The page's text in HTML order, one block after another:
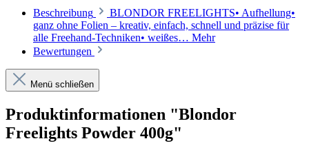
Beschreibung
BLONDOR FREELIGHTS• Aufhellung•
ganz ohne Folien – kreativ, einfach, schnell und präzise für
alle Freehand-Techniken• weißes… Mehr
Bewertungen
Menü schließen
Produktinformationen "Blondor
Freelights Powder 400g"